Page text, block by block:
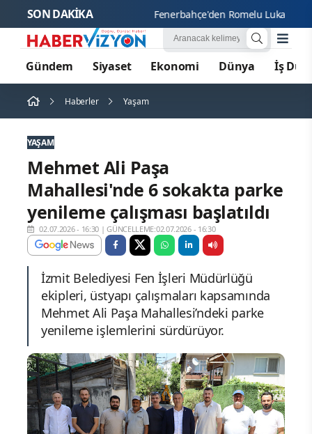
SON DAKİKA
Gündem Siyaset Ekonomi Dünya İş
Haberler Yaşam
YAŞAM
Mehmet Ali Paşa
Mahallesi'nde 6 sokakta parke
yenileme çalışması başlatıldı
02.07.2026 - 16:30 |GÜNCELLEME:02.07.2026 - 16:30
İzmit Belediyesi Fen İşleri Müdürlüğü
ekipleri, üstyapı çalışmaları kapsamında
Mehmet Ali Paşa Mahallesi’ndeki parke
yenileme işlemlerini sürdürüyor.